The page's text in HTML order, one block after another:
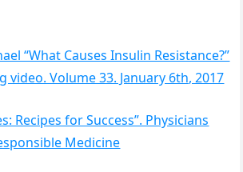
“What Causes Insulin Resistance?”
video. Volume 33. January 6th, 2017
Recipes for Success”. Physicians
Medicine